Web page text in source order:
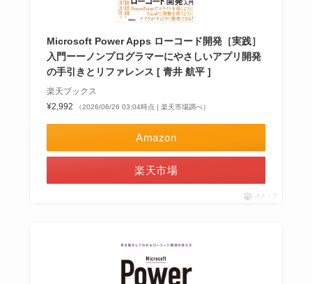
Microsoft Power Apps ローコード開発［実践］
入門ーーノンプログラマーにやさしいアプリ開発
の手引きとリファレンス [ 青井 航平 ]
楽天ブックス
¥2,992
（2026/06/26 03:04時点 | 楽天市場調べ）
Amazon
楽天市場
ポチップ